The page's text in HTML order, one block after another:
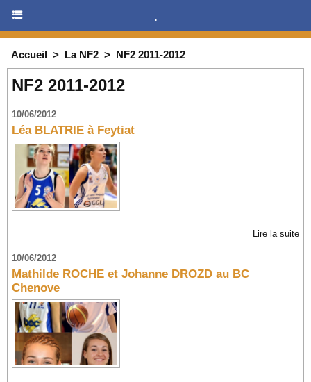
.
Accueil > La NF2 > NF2 2011-2012
NF2 2011-2012
10/06/2012
Léa BLATRIE à Feytiat
Lire la suite
10/06/2012
Mathilde ROCHE et Johanne DROZD au BC
Chenove